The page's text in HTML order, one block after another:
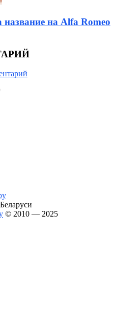
на Alfa Romeo
© 2010 — 2025